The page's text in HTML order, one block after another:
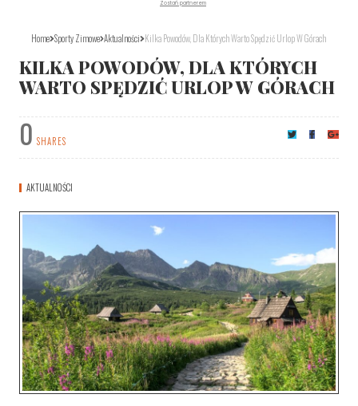
Zostań partnerem
Home Sporty Zimowe Aktualności Kilka Powodów, Dla Których Warto Spędzić Urlop W Górach
KILKA POWODÓW, DLA KTÓRYCH
WARTO SPĘDZIĆ URLOP W GÓRACH
0 SHARES
AKTUALNOŚCI